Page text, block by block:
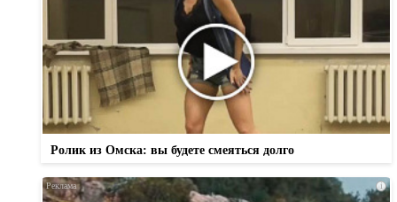
Ролик из Омска: вы будете смеяться долго
i